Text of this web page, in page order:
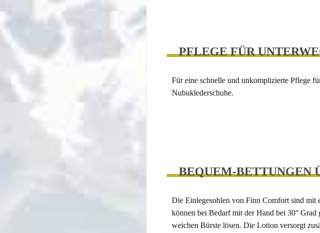
PFLEGE FÜR
Für eine schnelle und unkomplizierte Pflege
Nubuklederschuhe.
BEQUEM-BETTUNGEN
Die Einlegesohlen von Finn Comfort sind mit
können bei Bedarf mit der Hand bei 30°
weichen Bürste lösen. Die Lotion versorgt